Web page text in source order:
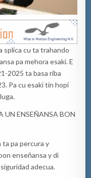
splica cu ta trahando
pa mehora esaki. E
2025 ta basa riba
Pa cu esaki tin hopi
.
ENSEÑANSA BON
pa percura y
enseñansa y di
adecua.